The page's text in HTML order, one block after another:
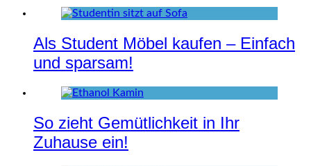
Als Student Möbel kaufen – Einfach
und sparsam!
So zieht Gemütlichkeit in Ihr
Zuhause ein!